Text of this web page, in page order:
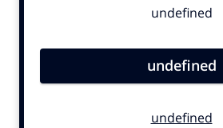
Contentmarketing